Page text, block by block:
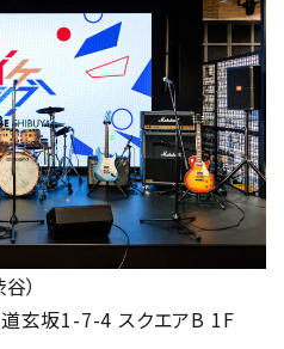
谷）
玄坂1-7-4 スクエアB 1F